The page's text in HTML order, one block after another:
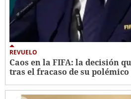
REVUELO
Caos en la FIFA: la decisión
tras el fracaso de su